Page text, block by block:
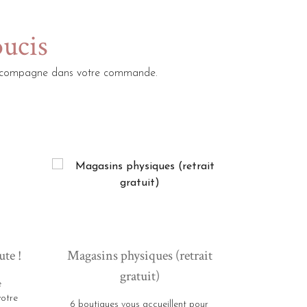
dans votre commande.
!
Magasins physiques (retrait
gratuit)
6 boutiques vous accueillent pour